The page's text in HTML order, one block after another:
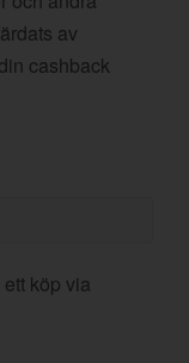
av
cashback
köp via